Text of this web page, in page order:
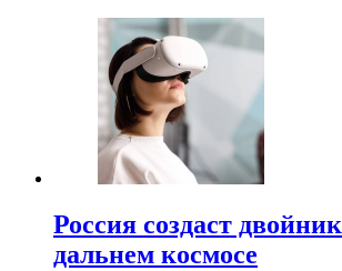
Россия создаст
дальнем космосе